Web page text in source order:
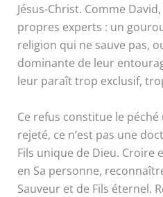
Jésus-Christ. Comme
propres experts : un
religion qui ne sauve pas,
dominante de leur
leur paraît trop exclusif,
Ce refus constitue le
rejeté, ce n’est pas une
Fils unique de Dieu. Croire
en Sa personne,
Sauveur et de Fils éternel.